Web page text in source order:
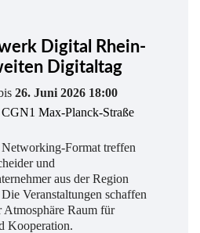
Digital Rhein-
Digitaltag
26. Juni 2026 18:00
Max-Planck-Straße
Format treffen
und
aus der Region
Veranstaltungen schaffen
Raum für
Kooperation.